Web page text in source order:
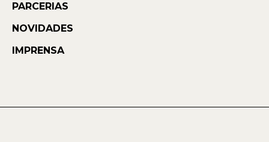
PARCERIAS
NOVIDADES
IMPRENSA